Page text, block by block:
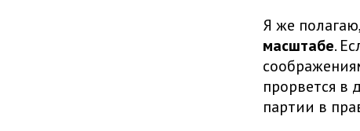
Я же
масштабе.
прорвется в
партии в